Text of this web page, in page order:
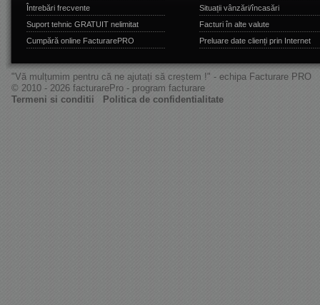
Întrebări frecvente
Suport tehnic GRATUIT nelimitat
Cumpără online FacturarePRO
Situații vânzări/încasări
Facturi în alte valute
Preluare date clienți prin Internet
"Vă mulțumim pentru că ne ajutați să creștem !" - echipa Facturare PRO
© 2010 - 2026 facturarePro - program facturare
Termeni si conditii
Politica de confidentialitate